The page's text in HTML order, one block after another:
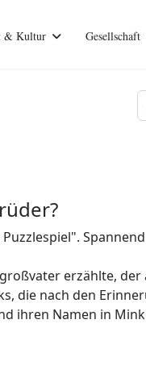
& Kultur Gesellschaft
erzählte,
die nach den
ihren Namen in